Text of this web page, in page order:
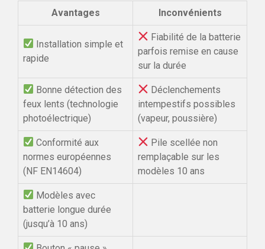
Avantages
Inconvénients
Installation simple et
rapide
Fiabilité de la batterie
parfois remise en cause
sur la durée
Bonne détection des
feux lents (technologie
photoélectrique)
Déclenchements
intempestifs possibles
(vapeur, poussière)
Conformité aux
normes européennes
(NF EN14604)
Pile scellée non
remplaçable sur les
modèles 10 ans
Modèles avec
batterie longue durée
(jusqu’à 10 ans)